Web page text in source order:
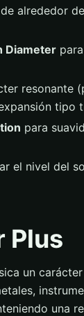
de alrededor
Diameterpara
resonante
tipo
para
el nivel del
Plus
un
una